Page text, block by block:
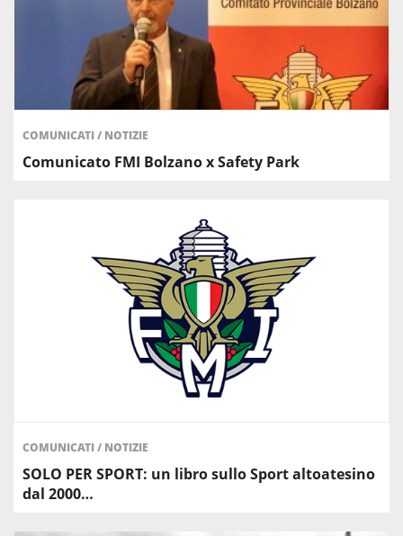
COMUNICATI/ NOTIZIE
Comunicato FMI Bolzano x Safety Park
COMUNICATI/ NOTIZIE
SOLO PER SPORT: un libro sullo Sport altoatesino
dal 2000…